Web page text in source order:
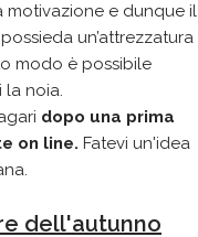
motivazione e dunque il
un’attrezzatura
modo è possibile
la noia.
dopo una prima
on line. Fatevi un'idea
dell'autunno